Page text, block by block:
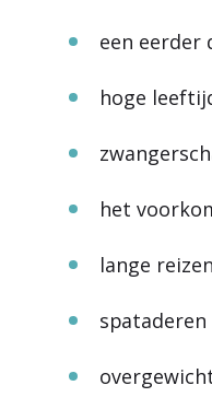
een eerder
hoge
het
lange reizen
spataderen